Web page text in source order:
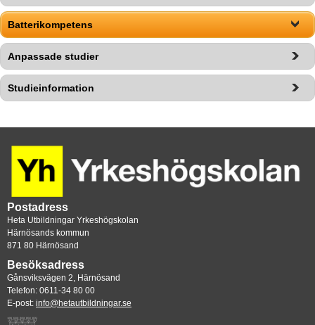
Batterikompetens
Anpassade studier
Studieinformation
Postadress
Heta Utbildningar Yrkeshögskolan
Härnösands kommun
871 80 Härnösand
Besöksadress
Gånsviksvägen 2, Härnösand
Telefon: 0611-34 80 00
E-post: info@hetautbildningar.se